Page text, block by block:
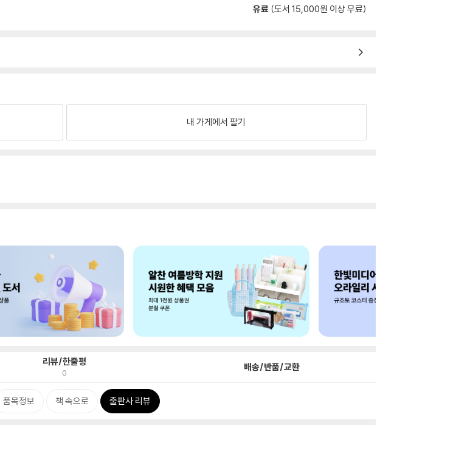
유료 (도서 15,000원 이상 무료)
내 가게에서 팔기
리뷰/한줄평
0 배송/반품/교환
품목정보 책 속으로 출판사 리뷰